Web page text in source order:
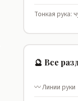
Тонкая рука:
🔮 Все
〰️ Линии руки